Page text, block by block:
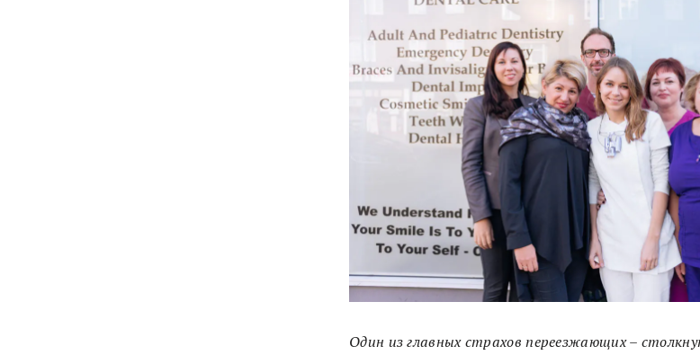
Один из главных страхов переезжающих –